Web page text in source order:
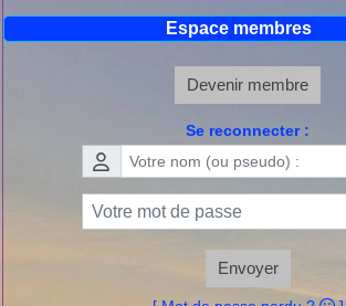
Espace membres
Devenir membre
Se reconnecter :
Envoyer